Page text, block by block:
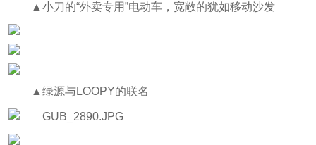
▲小刀的“外卖专用”电动车，宽敞的犹如移动沙发
▲绿源与LOOPY的联名